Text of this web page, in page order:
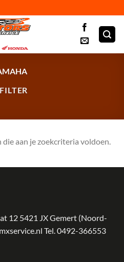
FILTER
aan je zoekcriteria voldoen.
12 5421 JX Gemert (Noord-
Tel. 0492-366553